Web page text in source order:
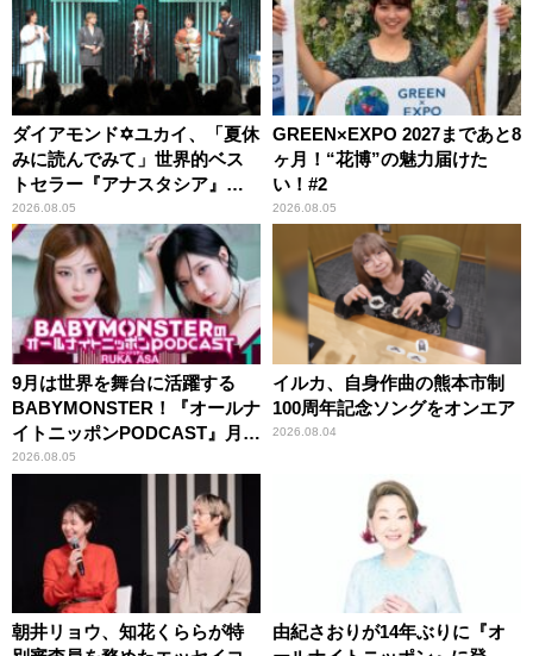
ダイアモンド✡ユカイ、「夏休
みに読んでみて」世界的ベス
トセラー『アナスタシア』を
紹介
2026.08.05
GREEN×EXPO 2027まであと8
ヶ月！“花博”の魅力届けた
い！#2
2026.08.05
9月は世界を舞台に活躍する
BABYMONSTER！『オールナ
イトニッポンPODCAST』月替
わりパーソナリティ
2026.08.05
イルカ、自身作曲の熊本市制
100周年記念ソングをオンエア
2026.08.04
朝井リョウ、知花くららが特
由紀さおりが14年ぶりに『オ